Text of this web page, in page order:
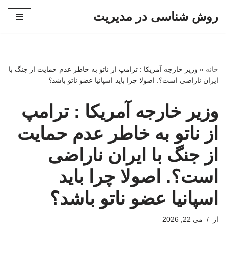
روش شناسی در مدیریت
خانه » وزیر خارجه آمریکا : ترامپ از ناتو به خاطر عدم حمایت از جنگ با
ایران ناراضی است؟. اصولا چرا باید اسپانیا عضو ناتو باشد؟
وزیر خارجه آمریکا : ترامپ
از ناتو به خاطر عدم حمایت
از جنگ با ایران ناراضی
است؟. اصولا چرا باید
اسپانیا عضو ناتو باشد؟
از می 22, 2026